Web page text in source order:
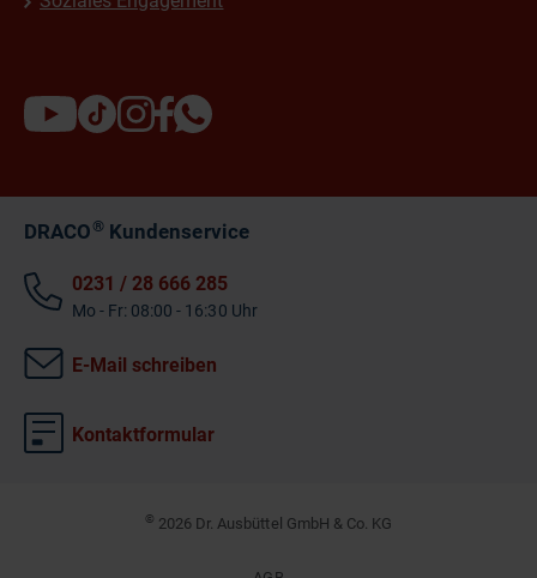
DRACO®Kundenservice
0231 / 28 666 285
Mo - Fr: 08:00 - 16:30 Uhr
E-Mail schreiben
Kontaktformular
© 2026 Dr. Ausbüttel GmbH & Co. KG